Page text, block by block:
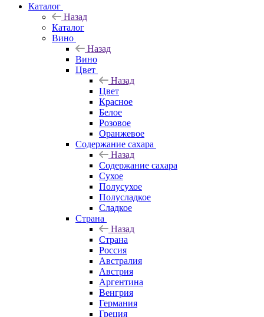
Каталог
Назад
Каталог
Вино
Назад
Вино
Цвет
Назад
Цвет
Красное
Белое
Розовое
Оранжевое
Содержание сахара
Назад
Содержание сахара
Сухое
Полусухое
Полусладкое
Сладкое
Страна
Назад
Страна
Россия
Австралия
Австрия
Аргентина
Венгрия
Германия
Греция